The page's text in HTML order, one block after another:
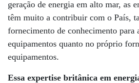
geração de energia em alto mar, as
têm muito a contribuir com o País,
fornecimento de conhecimento para
equipamentos quanto no próprio
equipamentos.
Essa expertise britânica em